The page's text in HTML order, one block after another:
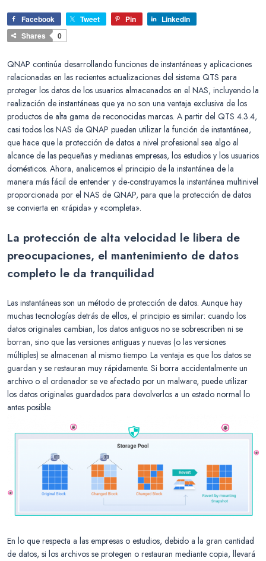
Facebook Tweet Pin
LinkedIn
Shares
0
QNAP continúa desarrollando funciones de instantáneas y aplicaciones
relacionadas en las recientes actualizaciones del sistema QTS para
proteger los datos de los usuarios almacenados en el NAS, incluyendo la
realización de instantáneas que ya no son una ventaja exclusiva de los
productos de alta gama de reconocidas marcas. A partir del QTS 4.3.4,
casi todos los NAS de QNAP pueden utilizar la función de instantánea,
que hace que la protección de datos a nivel profesional sea algo al
alcance de las pequeñas y medianas empresas, los estudios y los usuarios
domésticos. Ahora, analicemos el principio de la instantánea de la
manera más fácil de entender y de-construyamos la instantánea multinivel
proporcionada por el NAS de QNAP, para que la protección de datos
se convierta en «rápida» y «completa».
La protección de alta velocidad le libera de
preocupaciones, el mantenimiento de datos
completo le da tranquilidad
Las instantáneas son un método de protección de datos. Aunque hay
muchas tecnologías detrás de ellos, el principio es similar: cuando los
datos originales cambian, los datos antiguos no se sobrescriben ni se
borran, sino que las versiones antiguas y nuevas (o las versiones
múltiples) se almacenan al mismo tiempo. La ventaja es que los datos se
guardan y se restauran muy rápidamente. Si borra accidentalmente un
archivo o el ordenador se ve afectado por un malware, puede utilizar
los datos originales guardados para devolverlos a un estado normal lo
antes posible.
En lo que respecta a las empresas o estudios, debido a la gran cantidad
de datos, si los archivos se protegen o restauran mediante copia, llevará